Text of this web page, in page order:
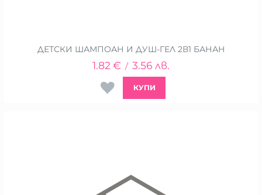
ДЕТСКИ ШАМПОАН И ДУШ-ГЕЛ 2В1 БАНАН
1.82 € / 3.56 лв.
КУПИ